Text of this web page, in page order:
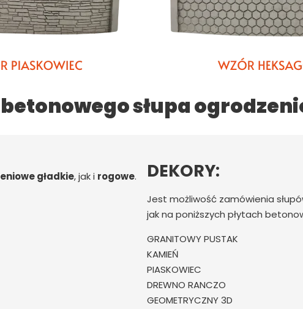
słupa
gładkie, jak i rogowe.
DEKORY:
Jest możliwość zamówienia
jak na poniższych płytach
GRANITOWY PUSTAK
KAMIEŃ
PIASKOWIEC
DREWNO RANCZO
GEOMETRYCZNY 3D